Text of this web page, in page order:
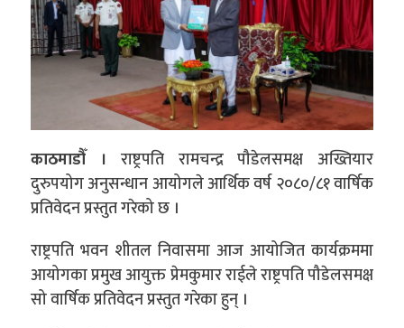
काठमाडौँ । राष्ट्रपति रामचन्द्र पौडेलसमक्ष अख्तियार
दुरुपयोग अनुसन्धान आयोगले आर्थिक वर्ष २०८०/८१ वार्षिक
प्रतिवेदन प्रस्तुत गरेको छ ।
राष्ट्रपति भवन शीतल निवासमा आज आयोजित कार्यक्रममा
आयोगका प्रमुख आयुक्त प्रेमकुमार राईले राष्ट्रपति पौडेलसमक्ष
सो वार्षिक प्रतिवेदन प्रस्तुत गरेका हुन् ।